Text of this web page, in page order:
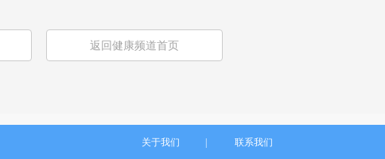
返回健康频道首页
关于我们 联系我们